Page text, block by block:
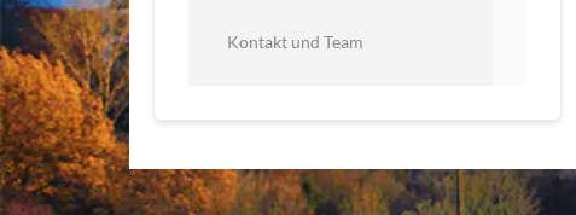
Kontakt und Team